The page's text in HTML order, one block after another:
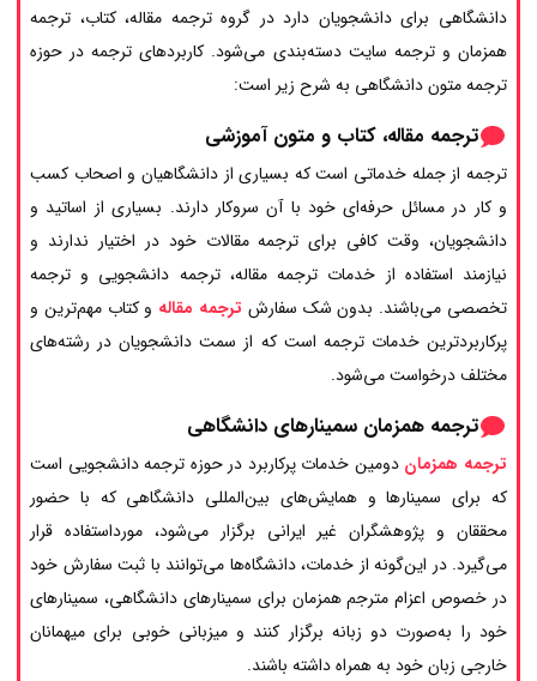
دانشگاهی برای دانشجویان دارد در گروه ترجمه مقاله، کتاب، ترجمه
همزمان و ترجمه سایت دسته‌بندی می‌شود. کاربردهای ترجمه در حوزه
ترجمه متون دانشگاهی به شرح زیر است:
ترجمه مقاله، کتاب و متون آموزشی
ترجمه از جمله خدماتی است که بسیاری از دانشگاهیان و اصحاب کسب
و کار در مسائل حرفه‌ای خود با آن سروکار دارند. بسیاری از اساتید و
دانشجویان، وقت کافی برای ترجمه مقالات خود در اختیار ندارند و
نیازمند استفاده از خدمات ترجمه مقاله، ترجمه دانشجویی و ترجمه
تخصصی می‌باشند. بدون شک سفارش ترجمه مقاله و کتاب مهم‌ترین و
پرکاربردترین خدمات ترجمه است که از سمت دانشجویان در رشته‌های
مختلف درخواست می‌شود.
ترجمه همزمان سمینارهای دانشگاهی
ترجمه همزمان دومین خدمات پرکاربرد در حوزه ترجمه دانشجویی است
که برای سمینارها و همایش‌های بین‌المللی دانشگاهی که با حضور
محققان و پژوهشگران غیر ایرانی برگزار می‌شود، مورداستفاده قرار
می‌گیرد. در این‌گونه از خدمات، دانشگاه‌ها می‌توانند با ثبت سفارش خود
در خصوص اعزام مترجم همزمان برای سمینارهای دانشگاهی، سمینارهای
خود را به‌صورت دو زبانه برگزار کنند و میزبانی خوبی برای میهمانان
خارجی زبان خود به همراه داشته باشند.